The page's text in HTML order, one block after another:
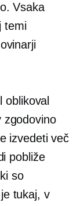
Vsaka
temi
oblikoval
zgodovino
izvedeti več
pobliže
so
tukaj, v